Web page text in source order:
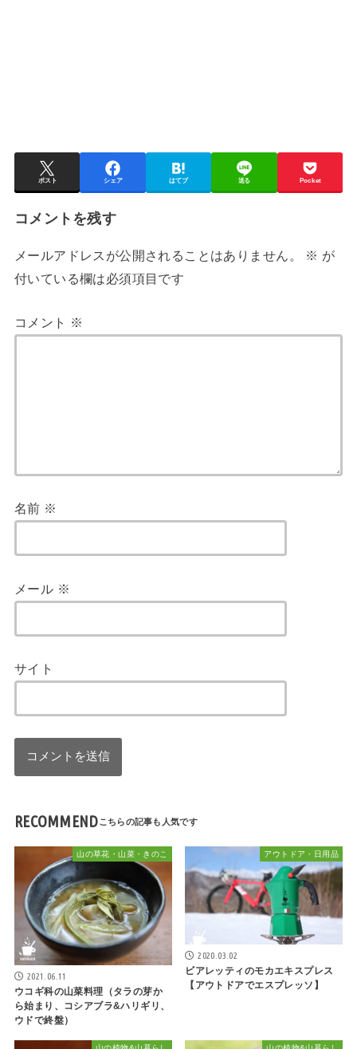
ポスト シェア はてブ 送る Pocket
コメントを残す
メールアドレスが公開されることはありません。 ※ が
付いている欄は必須項目です
コメント ※
名前 ※
メール ※
サイト
RECOMMEND
山の草花・山菜・きのこ
2021.06.11
ウコギ科の山菜料理（タラの芽か
ら始まり、コシアブラ&ハリギリ、
ウドで終盤）
アウトドア・日用品
2020.03.02
ビアレッティのモカエキスプレス
【アウトドアでエスプレッソ】